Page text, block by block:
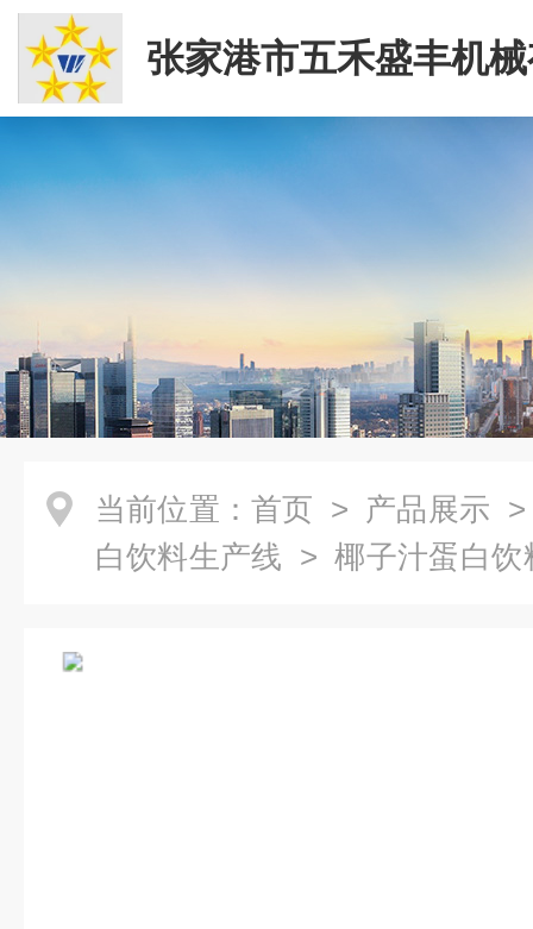
张家港市五禾盛丰机
司
当前位置： 首页 > 产品展示
白饮料生产线 > 椰子汁蛋白饮